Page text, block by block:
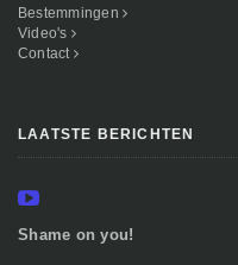
Bestemmingen
Video's
Contact
LAATSTE BERICHTEN
Shame on you!